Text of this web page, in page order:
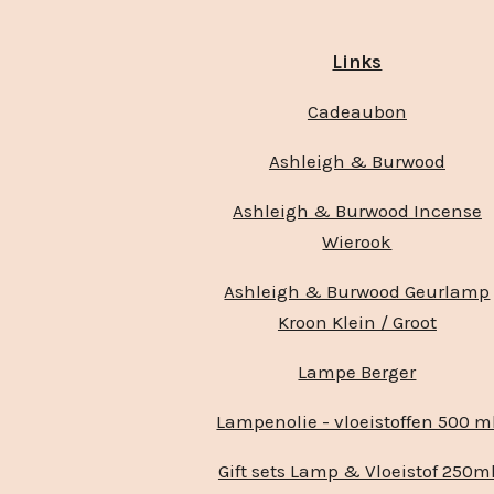
Links
Cadeaubon
Ashleigh & Burwood
Ashleigh & Burwood Incense
Wierook
Ashleigh & Burwood Geurlamp
Kroon Klein / Groot
Lampe Berger
Lampenolie - vloeistoffen 500
Gift sets Lamp & Vloeistof